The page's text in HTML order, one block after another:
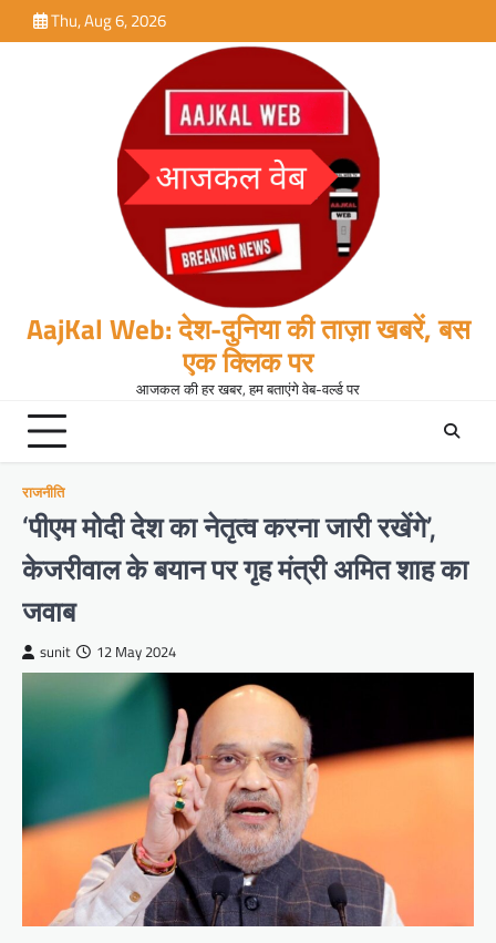
to
Thu, Aug 6, 2026
AajKal Web: देश-दुनिया की ताज़ा खबरें, बस
एक क्लिक पर
आजकल की हर खबर, हम बताएंगे वेब-वर्ल्ड पर
राजनीति
‘पीएम मोदी देश का नेतृत्व करना जारी रखेंगे’,
केजरीवाल के बयान पर गृह मंत्री अमित शाह का
जवाब
sunit 12 May 2024